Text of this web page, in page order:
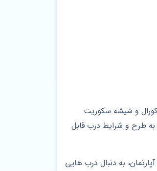
و شیشه سکوریت
طرح و شرایط درب قابل
به دنبال درب هایی